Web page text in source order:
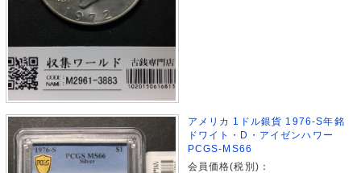
アメリカ 1ドル銀貨 1976-S年銘
ドワイト・D・アイゼンハワー
PCGS-MS66
会員価格(税別)：